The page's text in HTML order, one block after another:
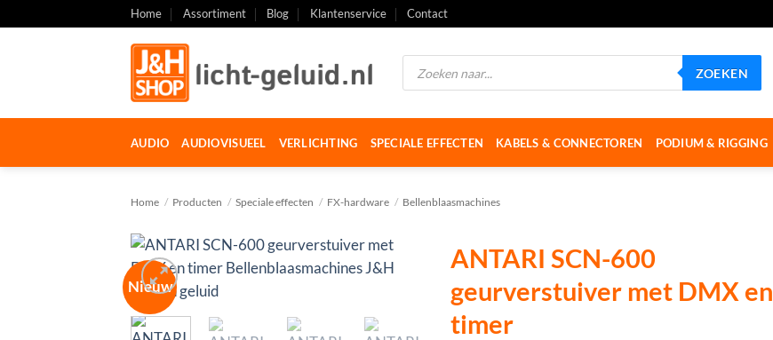
naar
Home Assortiment Blog Klantenservice Contact
Producten
zoeken
ZOEKEN
AUDIO AUDIOVISUEEL VERLICHTING SPECIALE EFFECTEN KABELS & CONNECTOREN PODIUM & RIGGING
Home / Producten / Speciale effecten / FX-hardware / Bellenblaasmachines
Nieuw
ANTARI SCN-600
geurverstuiver met DMX en
timer